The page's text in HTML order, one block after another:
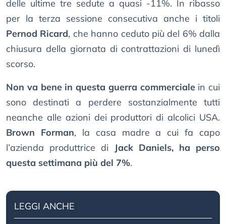
delle ultime tre sedute a quasi -11%. In ribasso
per la terza sessione consecutiva anche i titoli
Pernod Ricard, che hanno ceduto più del 6% dalla
chiusura della giornata di contrattazioni di lunedì
scorso.
Non va bene in questa guerra commercialein cui
sono destinati a perdere sostanzialmente tutti
neanche alle azioni dei produttori di alcolici USA.
Brown Forman, la casa madre a cui fa capo
l’azienda produttrice di
Jack Daniels, ha perso
questa settimana più del 7%.
LEGGI ANCHE